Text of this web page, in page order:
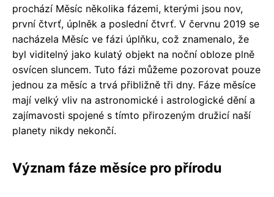
prochází Měsíc několika fázemi, kterými jsou nov,
první čtvrť, úplněk a poslední čtvrť. V červnu 2019 se
nacházela Měsíc ve fázi úplňku, což znamenalo, že
byl viditelný jako kulatý objekt na noční obloze plně
osvícen sluncem. Tuto fázi můžeme pozorovat pouze
jednou za měsíc a trvá přibližně tři dny. Fáze měsíce
mají velký vliv na astronomické i astrologické dění a
zajímavosti spojené s tímto přirozeným družicí naší
planety nikdy nekončí.
Význam fáze měsíce pro přírodu